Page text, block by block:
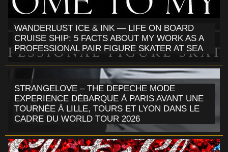
WANDERLUST ICE & INK — LIFE ON BOARD
CRUISE SHIP: 5 FACTS ABOUT MY WORK AS A
PROFESSIONAL PAIR FIGURE SKATER AT SEA
STRANGELOVE – THE DEPECHE MODE
EXPERIENCE DÉBARQUE À PARIS AVANT UNE
TOURNÉE À LILLE, TOURS ET LYON DANS LE
CADRE DU WORLD TOUR 2026